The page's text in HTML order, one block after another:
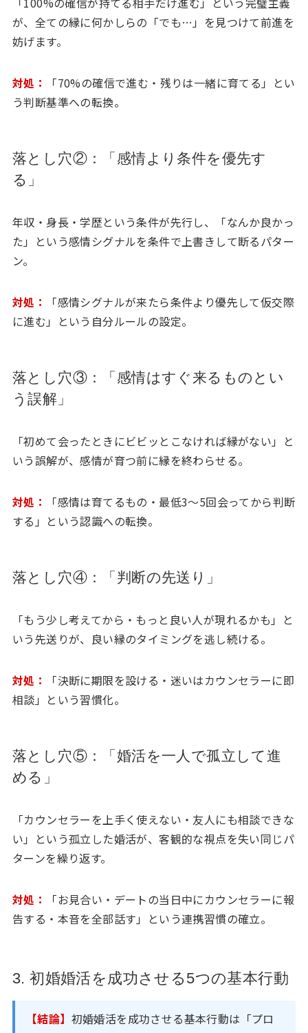
が、全ての縁に何かしらの「でも…」を見つけて前進を
妨げます。
対処：
「70%の確信で進む・残りは一緒に育てる」とい
う判断基準への転換。
落とし穴②：「感情より条件を優先す
る」
年収・身長・学歴という条件が先行し、「なんか良かっ
た」という感情シグナルを条件で上書きして断るパター
ン。
対処：
「感情シグナルが来たら条件より優先して仮交際
に進む」という自分ルールの設定。
落とし穴③：「感情はすぐ来るものとい
う誤解」
「初めて会ったときにビビッとこなければ縁がない」と
いう誤解が、感情が育つ前に縁を終わらせる。
対処：
「感情は育てるもの・最低3〜5回会ってから判断
する」という認識への転換。
落とし穴④：「判断の先送り」
「もう少し考えてから・もっと良い人が現れるかも」と
いう先送りが、良い縁のタイミングを逃し続ける。
対処：
「決断に期限を設ける・迷いはカウンセラーに即
相談」という習慣化。
落とし穴⑤：「婚活を一人で孤立して進
める」
「カウンセラーを上手く使えない・友人にも相談できな
い」という孤立した婚活が、客観的な視点を失い同じパ
ターンを繰り返す。
対処：
「お見合い・デートの当日中にカウンセラーに報
告する・本音を全部話す」という連携習慣の確立。
3. 初婚婚活を成功させる5つの基本行動
【結論】 初婚婚活を成功させる基本行動は「プロ